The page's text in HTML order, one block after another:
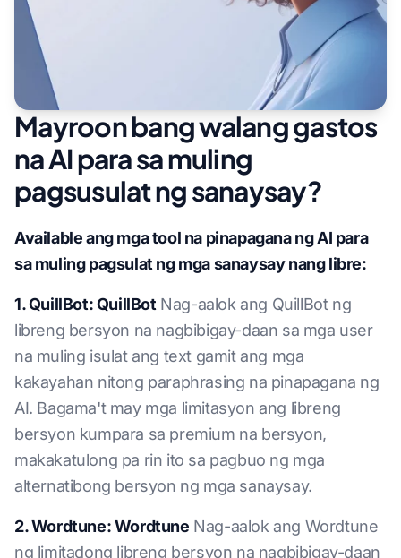
Mayroon bang walang gastos
na AI para sa muling
pagsusulat ng sanaysay?
Available ang mga tool na pinapagana ng AI para
sa muling pagsulat ng mga sanaysay nang libre:
1. QuillBot: QuillBot Nag-aalok ang QuillBot ng
libreng bersyon na nagbibigay-daan sa mga user
na muling isulat ang text gamit ang mga
kakayahan nitong paraphrasing na pinapagana ng
AI. Bagama't may mga limitasyon ang libreng
bersyon kumpara sa premium na bersyon,
makakatulong pa rin ito sa pagbuo ng mga
alternatibong bersyon ng mga sanaysay.
2. Wordtune: Wordtune Nag-aalok ang Wordtune
ng limitadong libreng bersyon na nagbibigay-daan